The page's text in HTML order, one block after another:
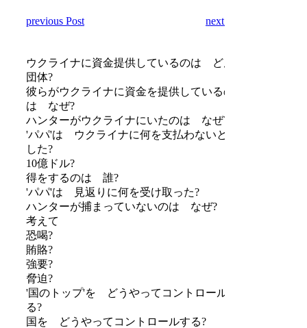
previous Post next Post
ウクライナに資金提供しているのは どんな
団体?
彼らがウクライナに資金を提供しているの
は なぜ?
ハンターがウクライナにいたのは なぜ?
'パパ'は ウクライナに何を支払わないと脅
した?
10億ドル?
得をするのは 誰?
'パパ'は 見返りに何を受け取った?
ハンターが捕まっていないのは なぜ?
考えて
恐喝?
賄賂?
強要?
脅迫?
'国のトップ'を どうやってコントロールす
る?
国を どうやってコントロールする?